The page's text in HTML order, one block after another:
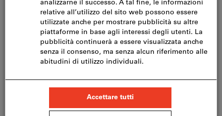
Nel carrello
Consegna in 3-4 giorni lavorativi
Si prega di notare i tempi di consegna prolungati:
e pertanto non è disponibile a magazzino.